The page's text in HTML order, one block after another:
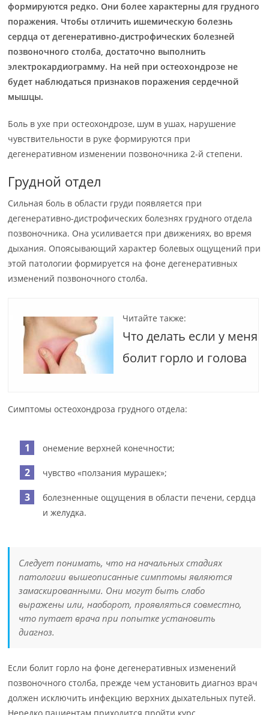
формируются редко. Они более характерны для грудного
поражения. Чтобы отличить ишемическую болезнь
сердца от дегенеративно-дистрофических болезней
позвоночного столба, достаточно выполнить
электрокардиограмму. На ней при остеохондрозе не
будет наблюдаться признаков поражения сердечной
мышцы.
Боль в ухе при остеохондрозе, шум в ушах, нарушение
чувствительности в руке формируются при
дегенеративном изменении позвоночника 2-й степени.
Грудной отдел
Сильная боль в области груди появляется при
дегенеративно-дистрофических болезнях грудного отдела
позвоночника. Она усиливается при движениях, во время
дыхания. Опоясывающий характер болевых ощущений при
этой патологии формируется на фоне дегенеративных
изменений позвоночного столба.
Читайте также:
Что делать если у меня
болит горло и голова
Симптомы остеохондроза грудного отдела:
онемение верхней конечности;
чувство «ползания мурашек»;
болезненные ощущения в области печени, сердца
и желудка.
Следует понимать, что на начальных стадиях
патологии вышеописанные симптомы являются
замаскированными. Они могут быть слабо
выражены или, наоборот, проявляться совместно,
что путает врача при попытке установить
диагноз.
Если болит горло на фоне дегенеративных изменений
позвоночного столба, прежде чем установить диагноз врач
должен исключить инфекцию верхних дыхательных путей.